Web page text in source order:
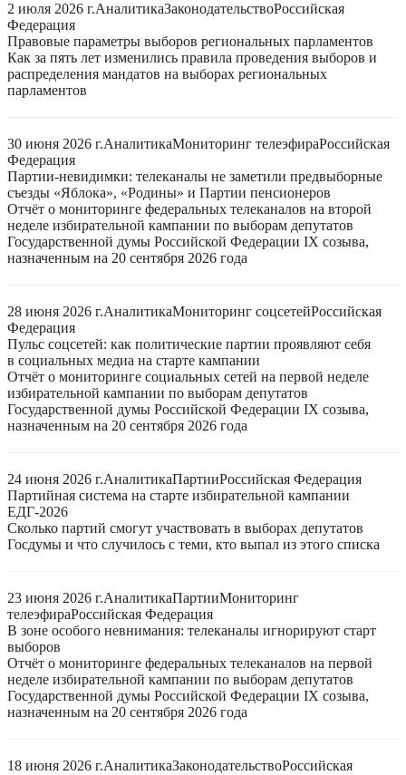
2 июля 2026 г.АналитикаЗаконодательствоРоссийская
Федерация
Правовые параметры выборов региональных парламентов
Как за пять лет изменились правила проведения выборов и
распределения мандатов на выборах региональных
парламентов
30 июня 2026 г.АналитикаМониторинг телеэфираРоссийская
Федерация
Партии-невидимки: телеканалы не заметили предвыборные
съезды «Яблока», «Родины» и Партии пенсионеров
Отчёт о мониторинге федеральных телеканалов на второй
неделе избирательной кампании по выборам депутатов
Государственной думы Российской Федерации IX созыва,
назначенным на 20 сентября 2026 года
28 июня 2026 г.АналитикаМониторинг соцсетейРоссийская
Федерация
Пульс соцсетей: как политические партии проявляют себя
в социальных медиа на старте кампании
Отчёт о мониторинге социальных сетей на первой неделе
избирательной кампании по выборам депутатов
Государственной думы Российской Федерации IX созыва,
назначенным на 20 сентября 2026 года
24 июня 2026 г.АналитикаПартииРоссийская Федерация
Партийная система на старте избирательной кампании
ЕДГ-2026
Сколько партий смогут участвовать в выборах депутатов
Госдумы и что случилось с теми, кто выпал из этого списка
23 июня 2026 г.АналитикаПартииМониторинг
телеэфираРоссийская Федерация
В зоне особого невнимания: телеканалы игнорируют старт
выборов
Отчёт о мониторинге федеральных телеканалов на первой
неделе избирательной кампании по выборам депутатов
Государственной думы Российской Федерации IX созыва,
назначенным на 20 сентября 2026 года
18 июня 2026 г.АналитикаЗаконодательствоРоссийская